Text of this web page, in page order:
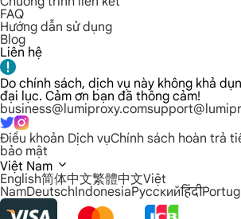
FAQ
Hướng dẫn sử dụng
Blog
Liên hệ
Do chính sách, dịch vụ này không khả
đại lục. Cảm ơn bạn đã thông cảm!
business@lumiproxy.com
Điều khoản Dịch vụChính sách hoàn trả
bảo mật
Việt Nam
English简体中文繁體中文Việt
NamDeutschIndonesiaРусскийहिंदी